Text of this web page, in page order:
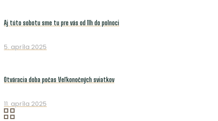
Aj túto sobotu sme tu pre vás od 11h do polnoci
5. apríla 2025
Otváracia doba počas Veľkonočných sviatkov
11. apríla 2025